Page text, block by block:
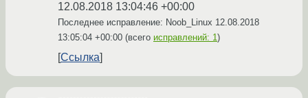
12.08.2018 13:04:46 +00:00
Последнее исправление: Noob_Linux 12.08.2018
13:05:04 +00:00 (всего исправлений: 1)
Ссылка